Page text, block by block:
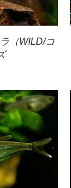
ュー
（WILD/コ